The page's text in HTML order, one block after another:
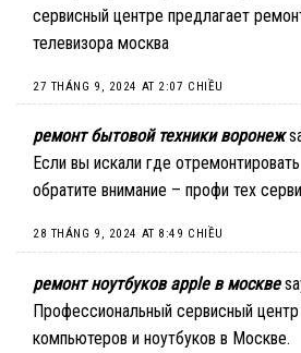
сервисный центре предлагает
телевизора москва
27 THÁNG 9, 2024 AT 2:07 CHIỀU
ремонт бытовой техники воронеж
Если вы искали где
обратите внимание – профи тех
28 THÁNG 9, 2024 AT 8:49 CHIỀU
ремонт ноутбуков apple в москве
Профессиональный сервисный
компьютеров и ноутбуков в Москве.